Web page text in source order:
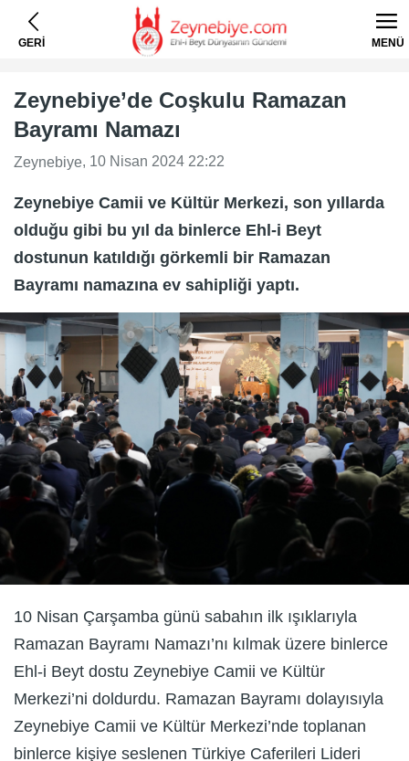
GERİ MENÜ
Zeynebiye’de Coşkulu Ramazan
Bayramı Namazı
Zeynebiye, 10 Nisan 2024 22:22
Zeynebiye Camii ve Kültür Merkezi, son yıllarda
olduğu gibi bu yıl da binlerce Ehl-i Beyt
dostunun katıldığı görkemli bir Ramazan
Bayramı namazına ev sahipliği yaptı.
10 Nisan Çarşamba günü sabahın ilk ışıklarıyla
Ramazan Bayramı Namazı’nı kılmak üzere binlerce
Ehl-i Beyt dostu Zeynebiye Camii ve Kültür
Merkezi’ni doldurdu. Ramazan Bayramı dolayısıyla
Zeynebiye Camii ve Kültür Merkezi’nde toplanan
binlerce kişiye seslenen Türkiye Caferileri Lideri